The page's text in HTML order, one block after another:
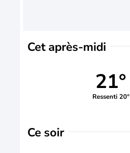
Cet après-midi
21°
Ressenti 20°
Ce soir